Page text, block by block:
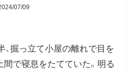
07/09
、掘っ立て小屋の離れで目を
間で寝息をたてていた。明る